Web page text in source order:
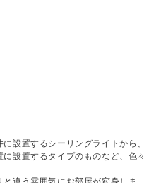
設置するシーリングライトから、
設置するタイプのものなど、色々